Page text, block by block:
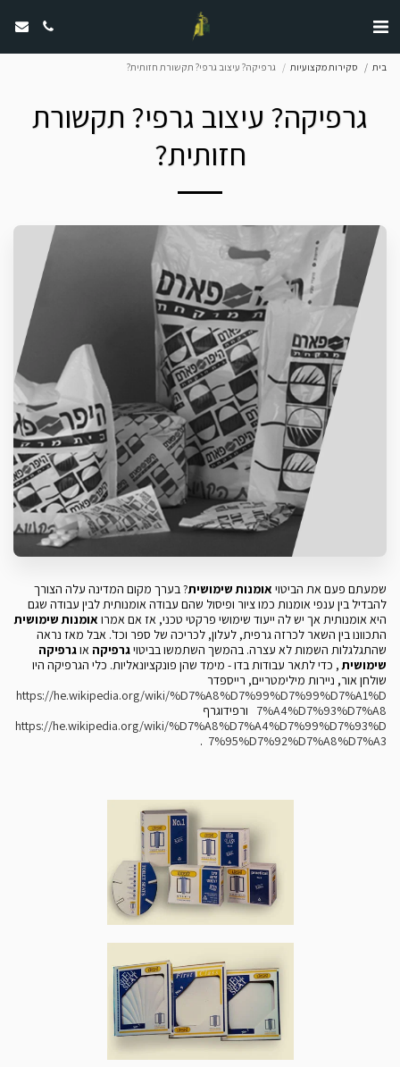
בית סקירות מקצועיות גרפיקה? עיצוב גרפי? תקשורת חזותית?
גרפיקה? עיצוב גרפי? תקשורת
חזותית?
שמעתם פעם את הביטוי אומנות שימושית? בערך מקום המדינה עלה הצורך
להבדיל בין ענפי אומנות כמו ציור ופיסול שהם עבודה אומנותית לבין עבודה שגם
היא אומנותית אך יש לה ייעוד שימושי פרקטי טכני, אז אם אמרו אומנות שימושית
התכוונו בין השאר לכרזה גרפית, לעלון, לכריכה של ספר וכד'. אבל מאז נראה
שהתגלגלות השמות לא עצרה. בהמשך השתמשו בביטויגרפיקה אוגרפיקה
שימושית, כדי לתאר עבודות בדו - מימד שהן פונקציונאליות. כלי הגרפיקה היו
שולחן אור, ניירות מילימטריים, רייספדר
https://he.wikipedia.org/wiki/%D7%A8%D7%99%D7%99%D7%A1%D
7%A4%D7%93%D7%A8 ורפידוגרף
https://he.wikipedia.org/wiki/%D7%A8%D7%A4%D7%99%D7%93%D
7%95%D7%92%D7%A8%D7%A3
.